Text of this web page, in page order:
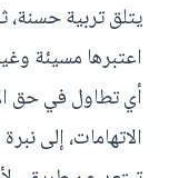
يتلق تربية حسنة،
اعتبرها مسيئة
أي تطاول في حق
الاتهامات، إلى